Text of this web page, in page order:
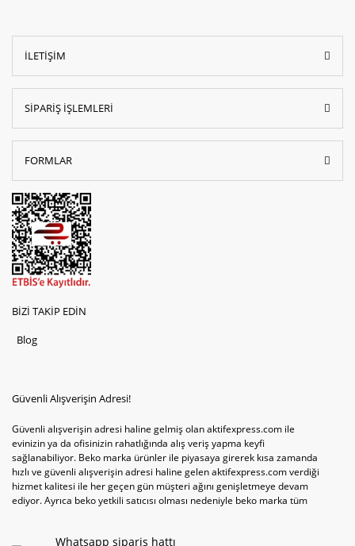
İLETİŞİM
SİPARİŞ İŞLEMLERİ
FORMLAR
BİZİ TAKİP EDİN
Blog
Güvenli Alışverişin Adresi!
Güvenli alışverişin adresi haline gelmiş olan aktifexpress.com ile
evinizin ya da ofisinizin rahatlığında alış veriş yapma keyfi
sağlanabiliyor. Beko marka ürünler ile piyasaya girerek kısa zamanda
hızlı ve güvenli alışverişin adresi haline gelen aktifexpress.com verdiği
hizmet kalitesi ile her geçen gün müşteri ağını genişletmeye devam
ediyor. Ayrıca beko yetkili satıcısı olması nedeniyle beko marka tüm
televizyon ya da bulaşık makinesi değil aynı zamanda çamaşır makinesi
Whatsapp sipariş hattı